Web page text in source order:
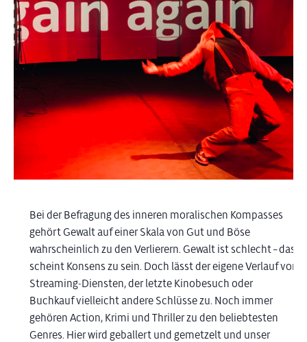
Bei der Befragung des inneren moralischen Kompasses
gehört Gewalt auf einer Skala von Gut und Böse
wahrscheinlich zu den Verlierern. Gewalt ist schlecht – das
scheint Konsens zu sein. Doch lässt der eigene Verlauf von
Streaming-Diensten, der letzte Kinobesuch oder
Buchkauf vielleicht andere Schlüsse zu. Noch immer
gehören Action, Krimi und Thriller zu den beliebtesten
Genres. Hier wird geballert und gemetzelt und unser